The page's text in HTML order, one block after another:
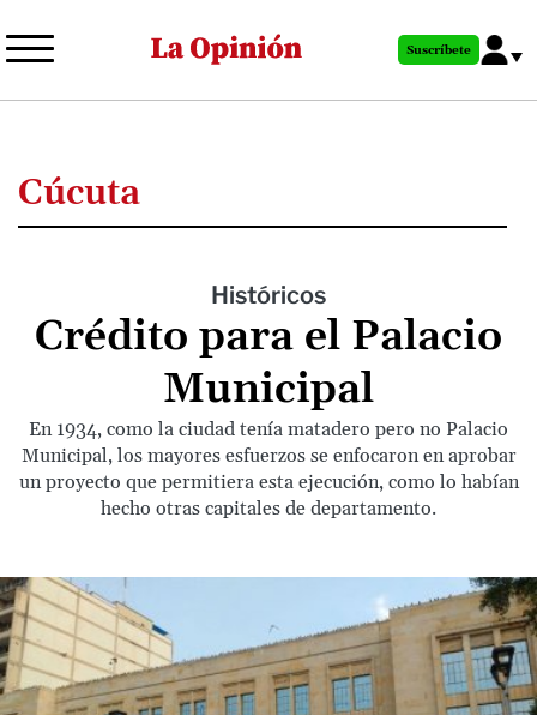
al
principal
Suscríbete
Cúcuta
Históricos
Crédito para el Palacio
Municipal
En 1934, como la ciudad tenía matadero pero no Palacio
Municipal, los mayores esfuerzos se enfocaron en aprobar
un proyecto que permitiera esta ejecución, como lo habían
hecho otras capitales de departamento.